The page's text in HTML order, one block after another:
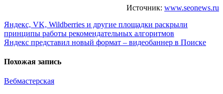
Источник: www.seonews.ru
Навигация
по
Яндекс, VK, Wildberries и другие площадки раскрыли
принципы работы рекомендательных алгоритмов
Яндекс представил новый формат – видеобаннер в Поиске
Похожая запись
Вебмастерская